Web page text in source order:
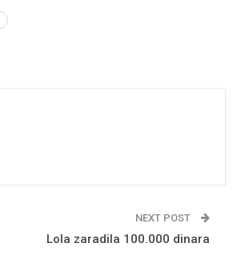
NEXT POST
Lola zaradila 100.000 dinara